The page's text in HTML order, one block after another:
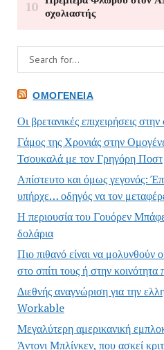
ΟΜΟΓΈΝΕΙΑ
Οι βρετανικές επιχειρήσεις
Γάμος της Χρονιάς στην
Τσουκαλά με τον Γρηγόρη Ποστ
Απίστευτο και όμως γεγονός:
υπήρχε… οδηγός να τον
Η περιουσία του Γουόρεν
δολάρια
Πιο πιθανό είναι να μολυνθούν
στο σπίτι τους ή στην
Διεθνής αναγνώριση για την
Workable
Μεγαλύτερη αμερικανική
Άντονι Μπλίνκεν, που ασκεί